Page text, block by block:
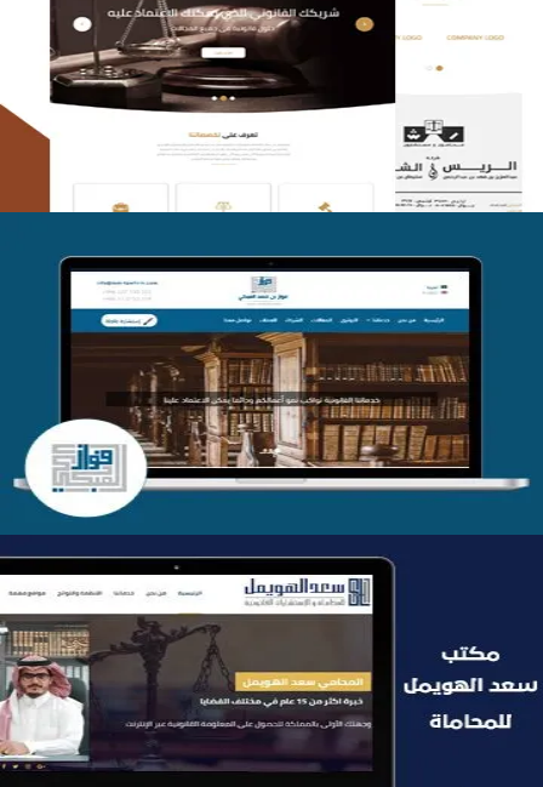
الريس والشعلان للمحاماة
التفاصيل
موقع فواز المبكي للمحاماة
التفاصيل
موقع سعد الهويمل للمحاماة
التفاصيل